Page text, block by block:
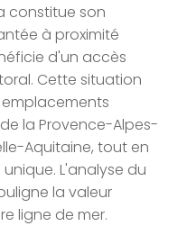
constitue son
à proximité
d'un accès
Cette situation
la Provence-Alpes-
Aquitaine, tout en
L'analyse du
la valeur
ligne de mer.